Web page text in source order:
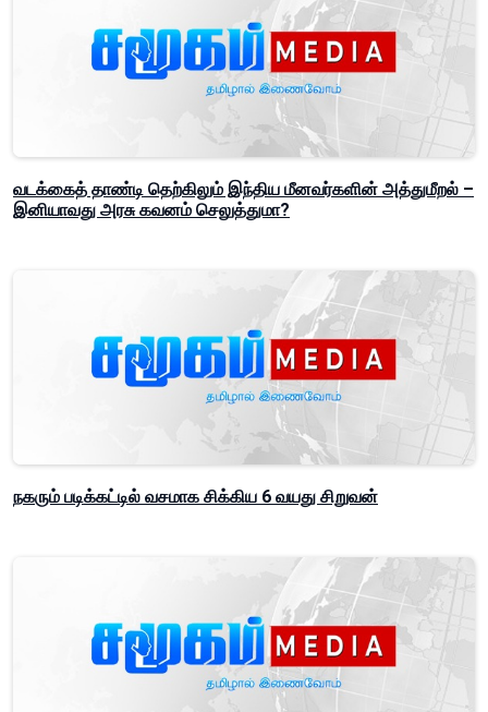
வடக்கைத் தாண்டி தெற்கிலும் இந்திய மீனவர்களின் அத்துமீறல் –
இனியாவது அரசு கவனம் செலுத்துமா?
நகரும் படிக்கட்டில் வசமாக சிக்கிய 6 வயது சிறுவன்